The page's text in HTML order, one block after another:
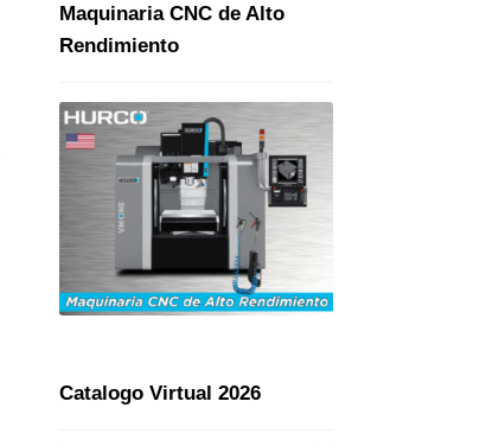
Maquinaria CNC de Alto
Rendimiento
Catalogo Virtual 2026